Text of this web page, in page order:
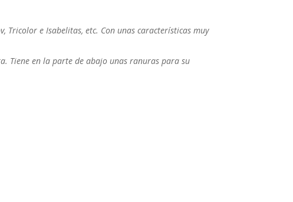
, Tricolor e Isabelitas, etc. Con unas características muy
Tiene en la parte de abajo unas ranuras para su